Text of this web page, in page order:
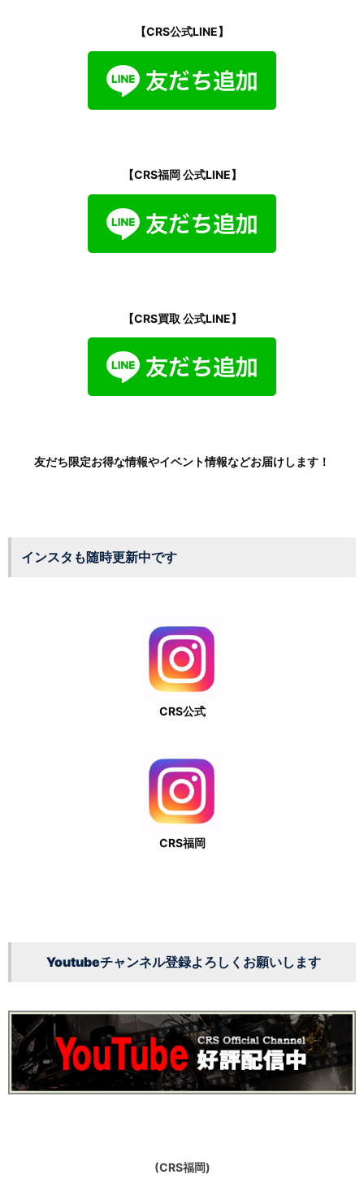
【CRS公式LINE】
【CRS福岡 公式LINE】
【CRS買取 公式LINE】
友だち限定お得な情報やイベント情報などお届けします！
インスタも随時更新中です
CRS公式
CRS福岡
Youtubeチャンネル登録よろしくお願いします
(CRS福岡)